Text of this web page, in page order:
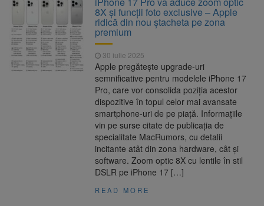
Nivelul Dunării a început să crească
Asociația Română pentru
Iluminat cere reducerea luminii pe timpul
nopții, nu oprirea iluminatului public
7 august 2026
Trafic blocat pe DN1E Brașov
– Poiana Brașov după un accident. Două
persoane primesc îngrijiri medicale
Se schimbă examenul de
medic specialist. Subiecte unice în toată țara,
aceeași oră și același barem
8X și funcții foto exclusive – Apple
ridică din nou ștacheta pe zona
premium
30 iulie 2025
Apple pregătește upgrade-uri
semnificative pentru modelele iPhone 17
Pro, care vor consolida poziția acestor
dispozitive în topul celor mai avansate
smartphone-uri de pe piață. Informațiile
vin pe surse citate de publicația de
specialitate MacRumors, cu detalii
incitante atât din zona hardware, cât și
software. Zoom optic 8X cu lentile în stil
DSLR pe iPhone 17 […]
READ MORE